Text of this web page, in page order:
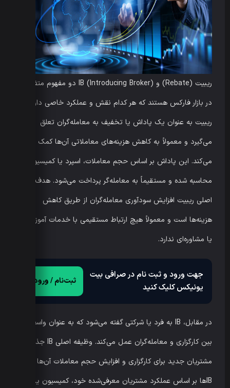
ریبیت (Rebate) و IB (Introducing Broker) دو مفهوم متفاوت
در بازار فارکس هستند که هر کدام نقش و عملکرد خاصی دارند.
ریبیت به عنوان یک پاداش یا تخفیف به معامله‌گران تعلق
می‌گیرد و معمولاً به کاهش هزینه‌های معاملاتی آن‌ها کمک
می‌کند. این پاداش بر اساس حجم معاملات، اسپرد یا کمیسیون
محاسبه شده و مستقیماً به معامله‌گر پرداخت می‌شود. هدف
اصلی ریبیت افزایش سودآوری معامله‌گران از طریق کاهش
هزینه‌ها است و معمولاً هیچ ارتباط مستقیمی با خدمات آموزشی
یا مشاوره‌ای ندارد.
جهت ورود و ثبت نام در صرافی بیت
یونیکس کلیک کنید
ثبت‌نام / ورود
در مقابل، IB به فرد یا شرکتی گفته می‌شود که به عنوان واسطه
بین کارگزاری و معامله‌گران عمل می‌کند. وظیفه اصلی IB جذب
مشتریان جدید برای کارگزاری و افزایش حجم معاملات آن‌ها است.
IBها بر اساس عملکرد مشتریان معرفی‌شده خود، کمیسیون یا